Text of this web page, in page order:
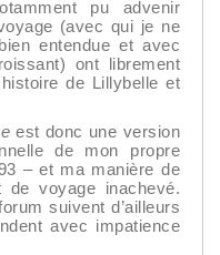
pu advenir
(avec qui je ne
entendue et avec
ont librement
de Lillybelle et
est donc une version
de mon propre
– et ma manière de
voyage inachevé.
suivent d’ailleurs
avec impatience